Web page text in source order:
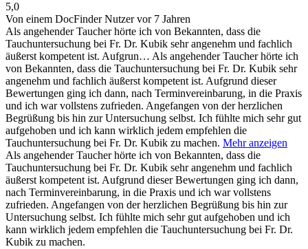
5,0
Von einem DocFinder Nutzervor 7 Jahren
Als angehender Taucher hörte ich von Bekannten, dass die
Tauchuntersuchung bei Fr. Dr. Kubik sehr angenehm und fachlich
äußerst kompetent ist. Aufgrun… Als angehender Taucher hörte ich
von Bekannten, dass die Tauchuntersuchung bei Fr. Dr. Kubik sehr
angenehm und fachlich äußerst kompetent ist. Aufgrund dieser
Bewertungen ging ich dann, nach Terminvereinbarung, in die Praxis
und ich war vollstens zufrieden. Angefangen von der herzlichen
Begrüßung bis hin zur Untersuchung selbst. Ich fühlte mich sehr gut
aufgehoben und ich kann wirklich jedem empfehlen die
Tauchuntersuchung bei Fr. Dr. Kubik zu machen. Mehr anzeigen
Als angehender Taucher hörte ich von Bekannten, dass die
Tauchuntersuchung bei Fr. Dr. Kubik sehr angenehm und fachlich
äußerst kompetent ist. Aufgrund dieser Bewertungen ging ich dann,
nach Terminvereinbarung, in die Praxis und ich war vollstens
zufrieden. Angefangen von der herzlichen Begrüßung bis hin zur
Untersuchung selbst. Ich fühlte mich sehr gut aufgehoben und ich
kann wirklich jedem empfehlen die Tauchuntersuchung bei Fr. Dr.
Kubik zu machen.